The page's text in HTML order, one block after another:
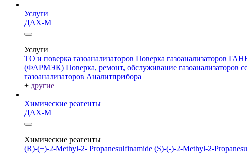
Услуги
ДАХ-М
Услуги
ТО и поверка газоанализаторов Поверка газоанализаторов
(ФАРМЭК) Поверка, ремонт, обслуживание
газоанализаторов Аналитприбора
+ другие
Химические реагенты
ДАХ-М
Химические реагенты
(R)-(+)-2-Methyl-2- Propanesulfinamide (S)-(-)-2-Methyl-2-